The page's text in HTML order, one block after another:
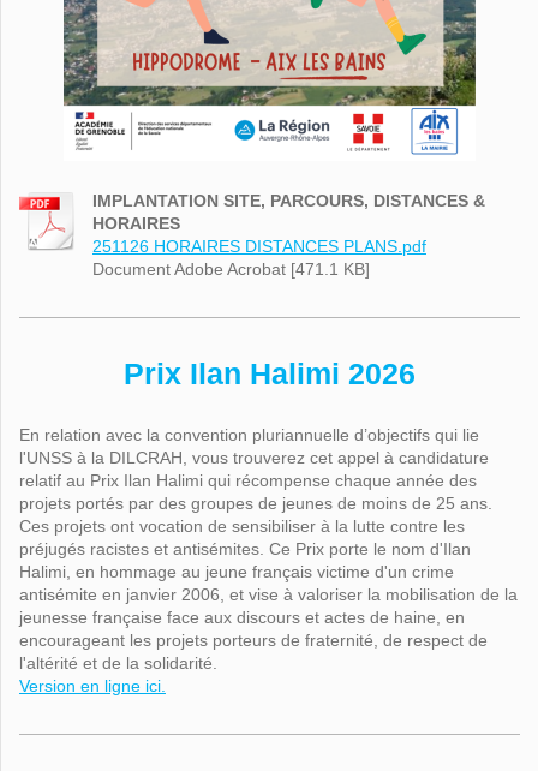
IMPLANTATION SITE, PARCOURS, DISTANCES &
HORAIRES
251126 HORAIRES DISTANCES PLANS.pdf
Document Adobe Acrobat [471.1 KB]
Prix Ilan Halimi 2026
En relation avec la convention pluriannuelle d’objectifs qui lie
l'UNSS à la DILCRAH, vous trouverez cet appel à candidature
relatif au Prix Ilan Halimi qui récompense chaque année des
projets portés par des groupes de jeunes de moins de 25 ans.
Ces projets ont vocation de sensibiliser à la lutte contre les
préjugés racistes et antisémites. Ce Prix porte le nom d'Ilan
Halimi, en hommage au jeune français victime d'un crime
antisémite en janvier 2006, et vise à valoriser la mobilisation de la
jeunesse française face aux discours et actes de haine, en
encourageant les projets porteurs de fraternité, de respect de
l'altérité et de la solidarité.
Version en ligne ici.